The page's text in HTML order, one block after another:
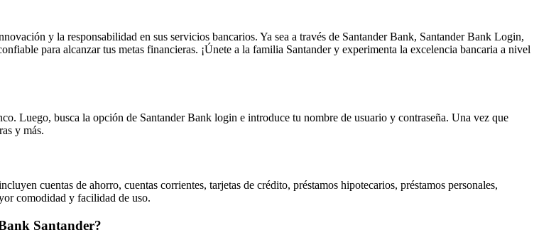
y la responsabilidad en sus servicios bancarios. Ya sea a través de Santander Bank, Santander Bank Login,
para alcanzar tus metas financieras. ¡Únete a la familia Santander y experimenta la excelencia bancaria a nivel
Luego, busca la opción de Santander Bank login e introduce tu nombre de usuario y contraseña. Una vez que
y más.
cuentas de ahorro, cuentas corrientes, tarjetas de crédito, préstamos hipotecarios, préstamos personales,
comodidad y facilidad de uso.
Santander?